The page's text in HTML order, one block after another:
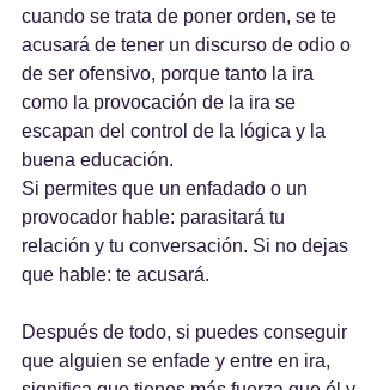
cuando se trata de poner orden, se te
acusará de tener un discurso de odio o
de ser ofensivo, porque tanto la ira
como la provocación de la ira se
escapan del control de la lógica y la
buena educación.
Si permites que un enfadado o un
provocador hable: parasitará tu
relación y tu conversación. Si no dejas
que hable: te acusará.
Después de todo, si puedes conseguir
que alguien se enfade y entre en ira,